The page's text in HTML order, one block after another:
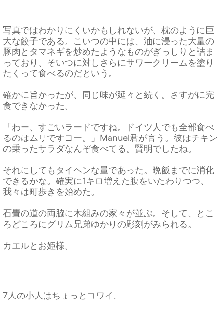
写真ではわかりにくいかもしれないが、枕のように巨
大な餃子である。こいつの中には、油に浸った大量の
豚肉とタマネギを炒めたようなものがぎっしりと詰ま
っており、そいつに対しさらにサワークリームを塗り
たくって食べるのだという。
確かに旨かったが、同じ味が延々と続く。さすがに完
食できなかった。
「わー、すごいラードですね。ドイツ人でも全部食べ
るのはムリですヨー。」Manuel君が言う。彼はチキン
の乗ったサラダなんぞ食べてる。賢明でしたね。
それにしてもタイヘンな量であった。晩飯までに消化
できるかな。確実に1キロ増えた腹をいたわりつつ、
我々は町歩きを始めた。
石畳の道の両脇に木組みの家々が並ぶ。そして、とこ
ろどころにグリム兄弟ゆかりの彫刻がみられる。
カエルとお姫様。
7人の小人はちょっとコワイ。